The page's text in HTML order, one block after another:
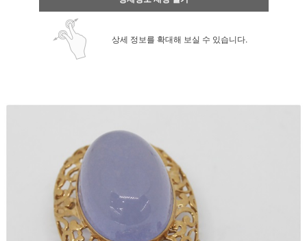
상세 정보를 확대해 보실 수 있습니다.